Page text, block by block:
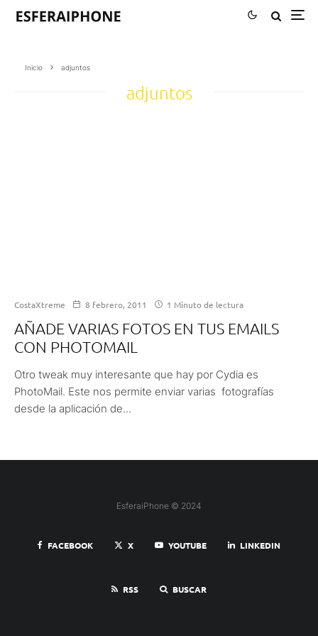
Inicio adjuntos
adjuntos
CostaXtreme 8 febrero, 2011 1 Minuto de lectura
AÑADE VARIAS FOTOS EN TUS EMAILS
CON PHOTOMAIL
Otro tweak muy interesante que hay por Cydia es
PhotoMail. Este nos permite enviar varias fotografías
desde la aplicación de...
EsferaiPhone © 2024
FACEBOOK X YOUTUBE LINKEDIN
RSS BUSCAR